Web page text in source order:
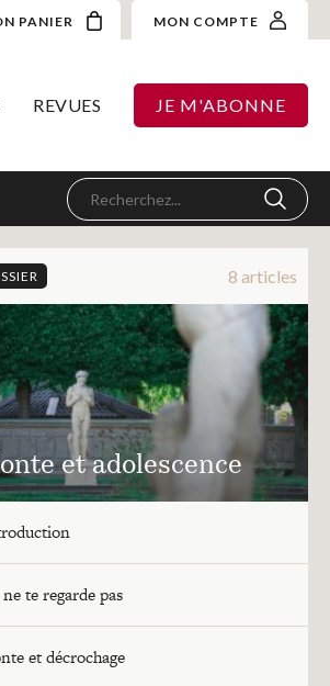
PANIER MON COMPTE
REVUES JE M'ABONNE
8 articles
et adolescence
te regarde pas
et décrochage